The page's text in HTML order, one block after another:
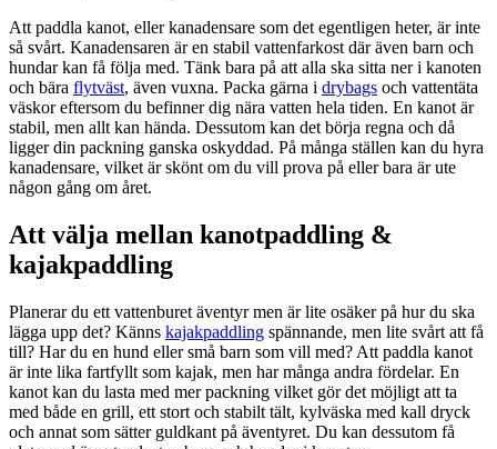
Att paddla kanot, eller kanadensare som det egentligen heter, är inte
så svårt. Kanadensaren är en stabil vattenfarkost där även barn och
hundar kan få följa med. Tänk bara på att alla ska sitta ner i kanoten
och bära flytväst, även vuxna. Packa gärna i drybags och vattentäta
väskor eftersom du befinner dig nära vatten hela tiden. En kanot är
stabil, men allt kan hända. Dessutom kan det börja regna och då
ligger din packning ganska oskyddad. På många ställen kan du hyra
kanadensare, vilket är skönt om du vill prova på eller bara är ute
någon gång om året.
Att välja mellan kanotpaddling &
kajakpaddling
Planerar du ett vattenburet äventyr men är lite osäker på hur du ska
lägga upp det? Känns kajakpaddling spännande, men lite svårt att få
till? Har du en hund eller små barn som vill med? Att paddla kanot
är inte lika fartfyllt som kajak, men har många andra fördelar. En
kanot kan du lasta med mer packning vilket gör det möjligt att ta
med både en grill, ett stort och stabilt tält, kylväska med kall dryck
och annat som sätter guldkant på äventyret. Du kan dessutom få